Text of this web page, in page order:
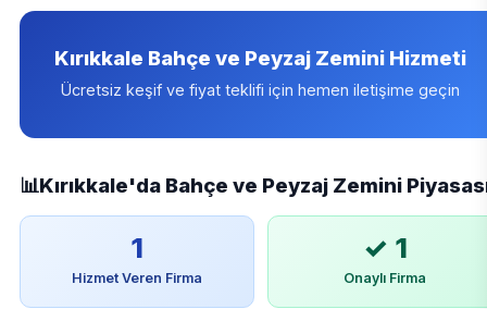
Kırıkkale Bahçe ve Peyzaj Zemini Hizmeti
Ücretsiz keşif ve fiyat teklifi için hemen iletişime geçin
📊Kırıkkale'da Bahçe ve Peyzaj Zemini
1
Hizmet Veren Firma
✓ 1
Onaylı Firma